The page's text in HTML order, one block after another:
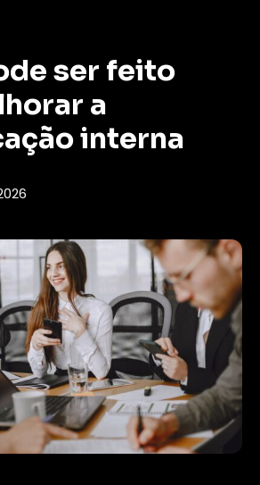
ser feito
a
interna